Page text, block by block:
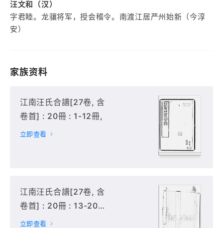
汪文和（汉）
字君睦。龙骧将军，授会稽令。南渡江居严州始新（今淳
安）
家族资料
江南汪氏合譜[27卷, 含
卷首] : 20冊 : 1-12冊,
立即查看
江南汪氏合譜[27卷, 含
卷首] : 20冊 : 13-20
冊,
立即查看